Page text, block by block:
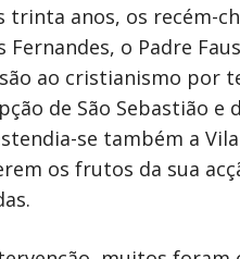
trinta anos, os recém-
Fernandes, o Padre
ao cristianismo por
de São Sebastião
se também a
os frutos da sua